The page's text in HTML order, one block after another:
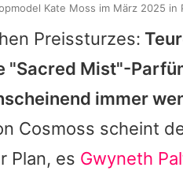
Preissturzes:
"Sacred Mist"-
immer
Cosmoss scheint
Plan, es Gwyneth
Kate Moss im März 2025 in